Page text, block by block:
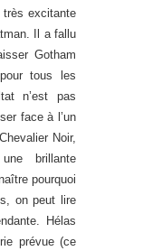
excitante
Il a fallu
Gotham
tous les
n’est pas
face à l’un
Noir,
brillante
pourquoi
on peut lire
Hélas
prévue (ce